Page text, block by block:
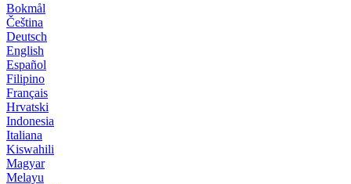
Bokmål
Čeština
Deutsch
English
Español
Filipino
Français
Hrvatski
Indonesia
Italiana
Kiswahili
Magyar
Melayu